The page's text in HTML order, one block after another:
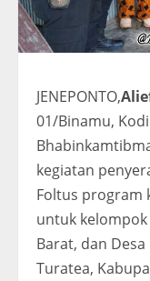
JENEPONTO,
01/Binamu,
kegiatan
Foltus program
untuk
Barat, dan
Turatea,